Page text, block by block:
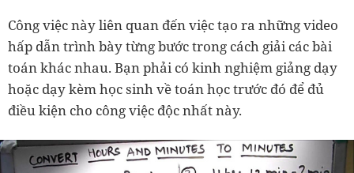
Công việc này liên quan đến việc tạo ra những video
hấp dẫn trình bày từng bước trong cách giải các bài
toán khác nhau. Bạn phải có kinh nghiệm giảng dạy
hoặc dạy kèm học sinh về toán học trước đó để đủ
điều kiện cho công việc độc nhất này.